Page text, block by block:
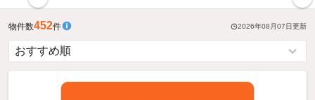
物件数452件 2026年08月07日更新